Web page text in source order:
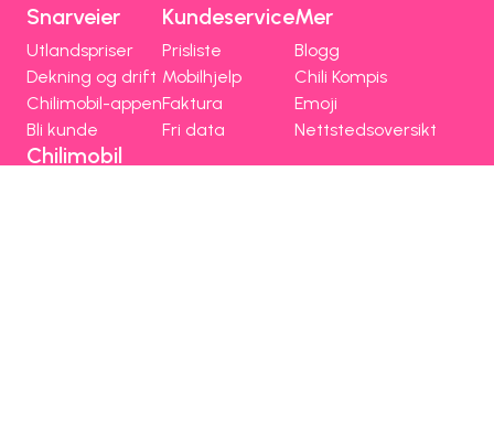
Snarveier
Utlandspriser
Dekning og drift
Chilimobil-appen
Bli kunde
Kundeservice
Prisliste
Mobilhjelp
Faktura
Fri data
Mer
Blogg
Chili Kompis
Emoji
Nettstedsoversikt
Chilimobil